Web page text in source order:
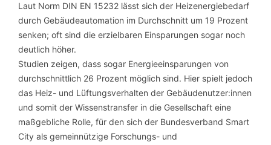
Laut Norm DIN EN 15232 lässt sich der Heizenergiebedarf
durch Gebäudeautomation im Durchschnitt um 19 Prozent
senken; oft sind die erzielbaren Einsparungen sogar noch
deutlich höher.
Studien zeigen, dass sogar Energieeinsparungen von
durchschnittlich 26 Prozent möglich sind. Hier spielt jedoch
das Heiz- und Lüftungsverhalten der Gebäudenutzer:innen
und somit der Wissenstransfer in die Gesellschaft eine
maßgebliche Rolle, für den sich der Bundesverband Smart
City als gemeinnützige Forschungs- und